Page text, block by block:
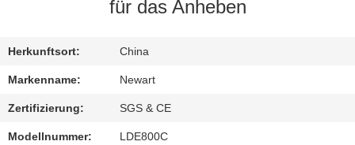
SIE
UNS
FORDERN
für das Anheben
Herkunftsort: China
Markenname: Newart
Zertifizierung: SGS & CE
Modellnummer: LDE800C